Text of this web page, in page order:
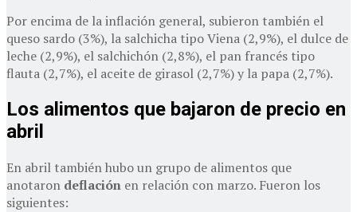
Por encima de la inflación general, subieron también el
queso sardo (3%), la salchicha tipo Viena (2,9%), el dulce de
leche (2,9%), el salchichón (2,8%), el pan francés tipo
flauta (2,7%), el aceite de girasol (2,7%) y la papa (2,7%).
Los alimentos que bajaron de precio en
abril
En abril también hubo un grupo de alimentos que
anotaron deflación en relación con marzo. Fueron los
siguientes: